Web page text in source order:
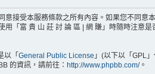
接受本服務條款之所有內容。如果您不同意
「富 貴 山 莊 討 論 區 | 網 賺」時隨時注意
以「 General Public License 」(以下以「GPL
的資訊，請前往： http://www.phpbb.com/。